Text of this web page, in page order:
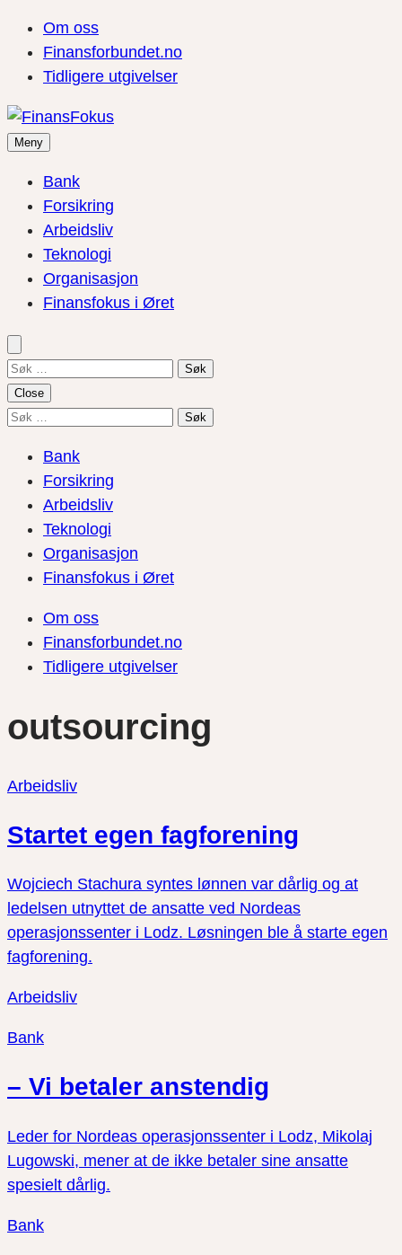
Om oss
Finansforbundet.no
Tidligere utgivelser
Meny
Bank
Forsikring
Arbeidsliv
Teknologi
Organisasjon
Finansfokus i Øret
Søk
etter:
Close
Søk
Bank
Forsikring
Arbeidsliv
Teknologi
Organisasjon
Finansfokus i Øret
Om oss
Finansforbundet.no
Tidligere utgivelser
outsourcing
Arbeidsliv
Startet egen fagforening
Wojciech Stachura syntes lønnen var dårlig og at
ledelsen utnyttet de ansatte ved Nordeas
operasjonssenter i Lodz. Løsningen ble å starte egen
fagforening.
Arbeidsliv
Bank
– Vi betaler anstendig
Leder for Nordeas operasjonssenter i Lodz, Mikolaj
Lugowski, mener at de ikke betaler sine ansatte
spesielt dårlig.
Bank